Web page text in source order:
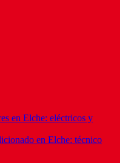
en Elche: eléctricos y
en Elche: técnico